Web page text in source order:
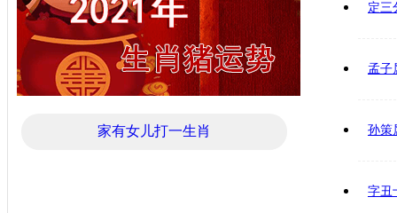
家有女儿打一生肖
定三
孟子
孙策
字丑